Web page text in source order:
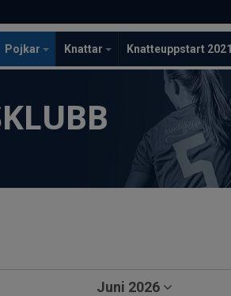
Pojkar Knattar Knatteuppstart 2021
Juni 2026